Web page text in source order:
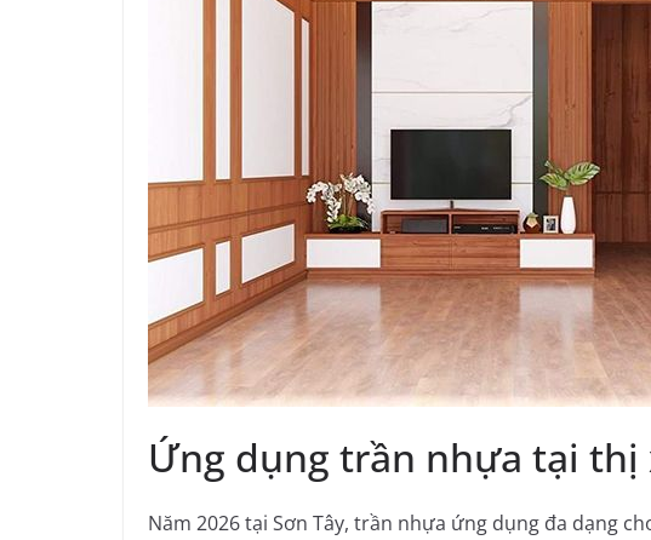
Ứng dụng trần nhựa tại thị
Năm 2026 tại Sơn Tây, trần nhựa ứng dụng đa dạng